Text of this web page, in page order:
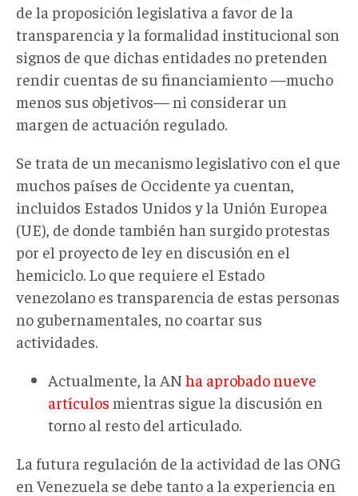
de la proposición legislativa a favor de la
transparencia y la formalidad institucional son
signos de que dichas entidades no pretenden
rendir cuentas de su financiamiento —mucho
menos sus objetivos— ni considerar un
margen de actuación regulado.
Se trata de un mecanismo legislativo con el que
muchos países de Occidente ya cuentan,
incluidos Estados Unidos y la Unión Europea
(UE), de donde también han surgido protestas
por el proyecto de ley en discusión en el
hemiciclo. Lo que requiere el Estado
venezolano es transparencia de estas personas
no gubernamentales, no coartar sus
actividades.
Actualmente, la AN ha aprobado nueve
artículos mientras sigue la discusión en
torno al resto del articulado.
La futura regulación de la actividad de las ONG
en Venezuela se debe tanto a la experiencia en